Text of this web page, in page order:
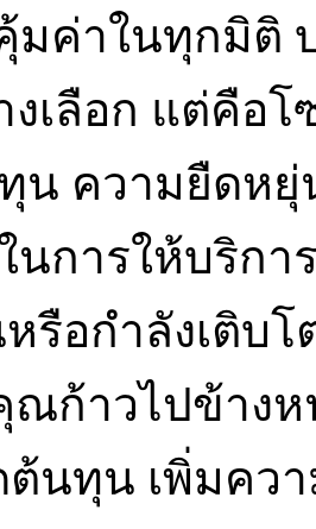
ค่าในทุกมิติ
งเลือก แต่คือ
น ความยืดห
นการให้บริก
รือกำลังเติบ
ณก้าวไปข้าง
นทุน เพิ่มคว